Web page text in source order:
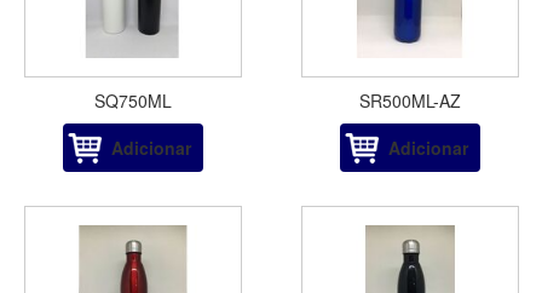
SQ750ML
Adicionar
SR500ML-AZ
Adicionar